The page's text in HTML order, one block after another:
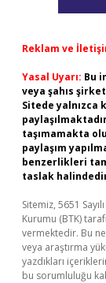
Reklam ve
Yasal Uyarı: Bu
veya şahıs
Sitede yalnızca
taşımamakta
paylaşım
benzerlikleri
taslak
Sitemiz, 5651
Kurumu (BTK)
vermektedir. Bu
veya araştırma
yazdıkları
bu sorumluluğu